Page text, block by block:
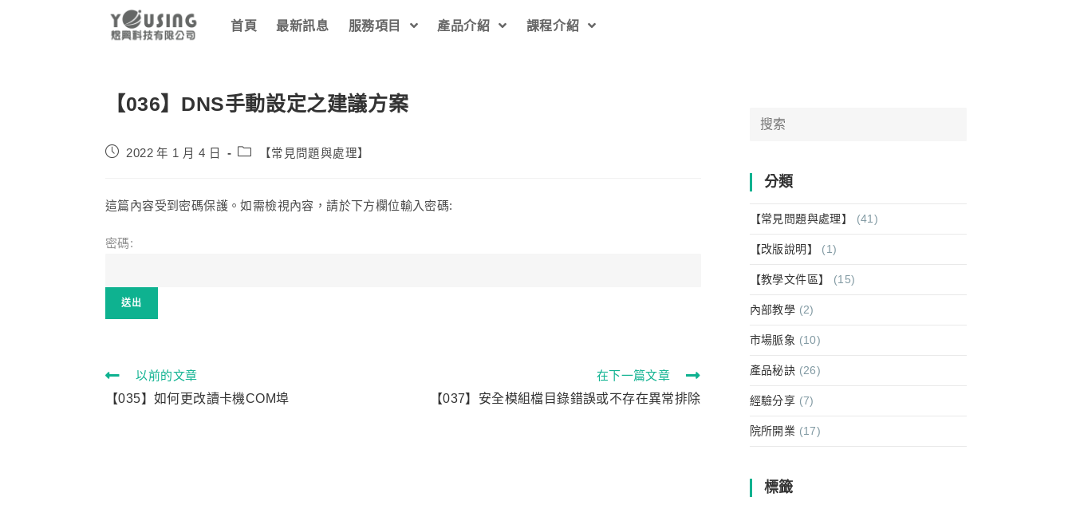
首頁 最新訊息 服務項目 產品介紹 課程介紹
【036】DNS手動設定之建議方案
2022 年 1 月 4 日 【常見問題與處理】
這篇內容受到密碼保護。如需檢視內容，請於下方欄位輸入密碼:
密碼:
以前的文章
【035】如何更改讀卡機COM埠
在下一篇文章
【037】安全模組檔目錄錯誤或不存在異常排除
分類
【常見問題與處理】 (41)
【改版說明】 (1)
【教學文件區】 (15)
內部教學 (2)
市場脈象 (10)
產品秘訣 (26)
經驗分享 (7)
院所開業 (17)
標籤